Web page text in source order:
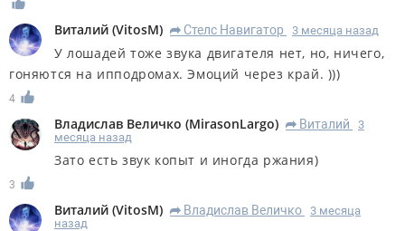
Виталий (VitosM) R Стелс Навигатор 3 месяца назад
У лошадей тоже звука двигателя нет, но, ничего,
гоняются на ипподромах. Эмоций через край. )))
4
Владислав Величко (MirasonLargo) R Виталий
3
месяца назад
Зато есть звук копыт и иногда ржания)
3
Виталий (VitosM) R Владислав Величко
3 месяца
назад